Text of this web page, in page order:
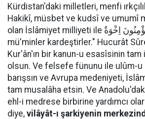
Kürdistan'daki milletleri, menfi
Hakikî, müsbet ve kudsî ve umumî
olan İslâmiyet milliyeti ile اِنَّمَا الْمُؤْمِنُونَ اِخْوَةٌ ("Ancak
mü'minler kardeştirler." Hucurât
Kur'ân'ın bir kanun-u esasîsinin tam
olsun. Ve felsefe fünunu ile ulûm-u
barışsın ve Avrupa medeniyeti,
tam musalâha etsin. Ve
ehl-i medrese birbirine yardımcı
diye, vilâyât-ı şarkiyenin